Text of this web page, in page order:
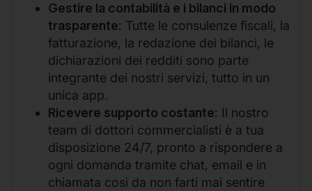
Gestire la contabilità e i bilanci in modo
trasparente: Tutte le consulenze fiscali, la
fatturazione, la redazione dei bilanci, le
dichiarazioni dei redditi sono parte
integrante dei nostri servizi, tutto in un
unica app.
Ricevere supporto costante: Il nostro
team di dottori commercialisti è a tua
disposizione 24/7, pronto a rispondere a
ogni domanda tramite chat, email e in
chiamata così da non farti mai sentire